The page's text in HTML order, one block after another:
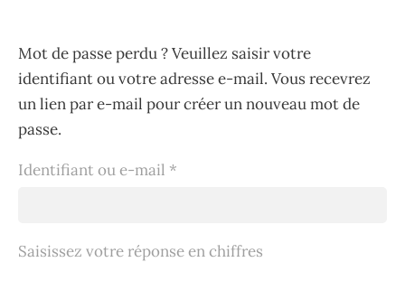
Mot de passe perdu ? Veuillez saisir votre
identifiant ou votre adresse e-mail. Vous recevrez
un lien par e-mail pour créer un nouveau mot de
passe.
Identifiant ou e-mail *
Saisissez votre réponse en chiffres